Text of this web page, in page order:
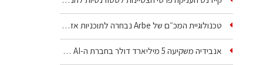
טכנולוגיית המכ״ם של Arbe נבחרה לתוכניות אזרחיות וביטחוניות
אנבידיה משקיעה 5 מיליארד דולר בחברת ה-AI של איליה סוצקבר